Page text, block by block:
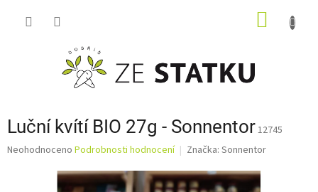
Luční kvítí BIO 27g - Sonnentor12745
Průměrné
Neohodnoceno Podrobnosti hodnocení Značka: Sonnentor